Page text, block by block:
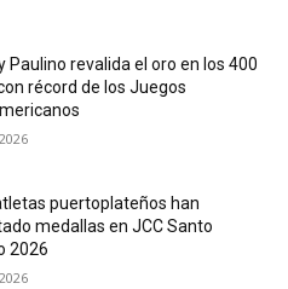
Paulino revalida el oro en los 400
récord de los Juegos
puertoplateños han
medallas en JCC Santo
2026